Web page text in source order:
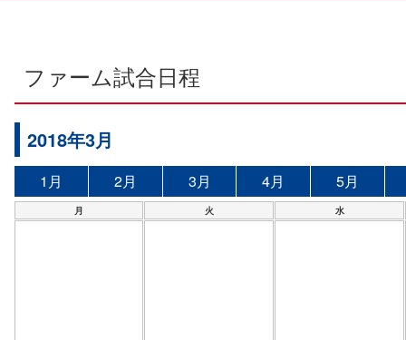
ファーム試合日程
2018年3月
1月 2月 3月 4月 5月
月 火 水